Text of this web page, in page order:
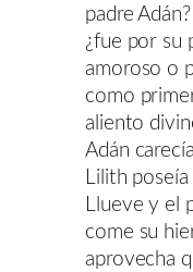
padre Adán?
¿fue por su
amoroso o
como
aliento
Adán
Lilith
Llueve y el
come su
aprovecha